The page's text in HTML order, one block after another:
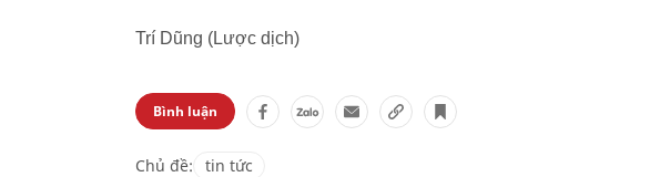
Trí Dũng (Lược dịch)
Bình luận
Chủ đề: tin tức